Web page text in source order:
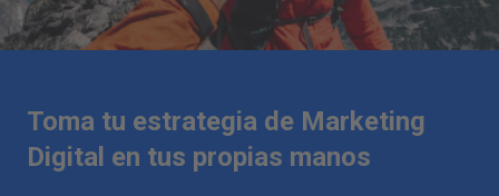
Toma tu estrategia de Marketing
Digital en tus propias manos